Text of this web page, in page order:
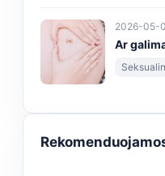
2026-05-
Ar